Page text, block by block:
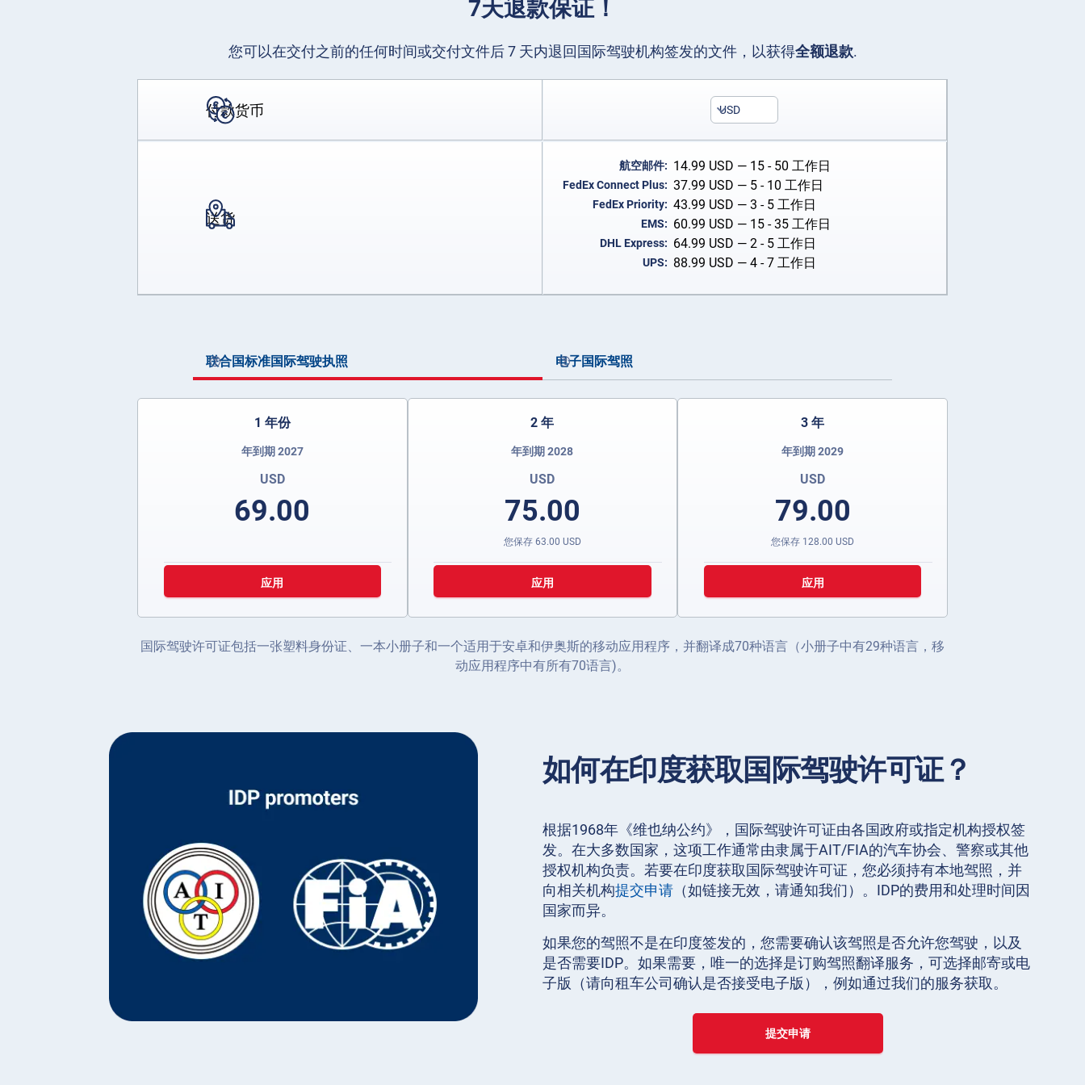
7天退款保证！
您可以在交付之前的任何时间或交付文件后 7 天内退回国际驾驶机构签发的文件，以获得全额退款.
付款货币 USD
送货
航空邮件: 14.99 USD — 15 - 50 工作日
FedEx Connect Plus: 37.99 USD — 5 - 10 工作日
FedEx Priority: 43.99 USD — 3 - 5 工作日
EMS: 60.99 USD — 15 - 35 工作日
DHL Express: 64.99 USD — 2 - 5 工作日
UPS: 88.99 USD — 4 - 7 工作日
联合国标准国际驾驶执照 电子国际驾照
1 年份
年到期 2027
USD
69.00
应用
2 年
年到期 2028
USD
75.00
您保存 63.00 USD
应用
3 年
年到期 2029
USD
79.00
您保存 128.00 USD
应用
国际驾驶许可证包括一张塑料身份证、一本小册子和一个适用于安卓和伊奥斯的移动应用程序，并翻译成70种语言（小册子中有29种语言，移
动应用程序中有所有70语言)。
如何在印度获取国际驾驶许可证？
根据1968年《维也纳公约》，国际驾驶许可证由各国政府或指定机构授权签
发。在大多数国家，这项工作通常由隶属于AIT/FIA的汽车协会、警察或其他
授权机构负责。若要在印度获取国际驾驶许可证，您必须持有本地驾照，并
向相关机构提交申请 （如链接无效，请通知我们）。IDP的费用和处理时间因
国家而异。
如果您的驾照不是在印度签发的，您需要确认该驾照是否允许您驾驶，以及
是否需要IDP。如果需要，唯一的选择是订购驾照翻译服务，可选择邮寄或电
子版（请向租车公司确认是否接受电子版），例如通过我们的服务获取。
提交申请